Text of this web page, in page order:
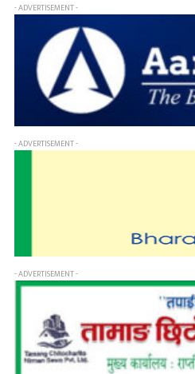
- ADVERTISEMENT -
- ADVERTISEMENT -
- ADVERTISEMENT -